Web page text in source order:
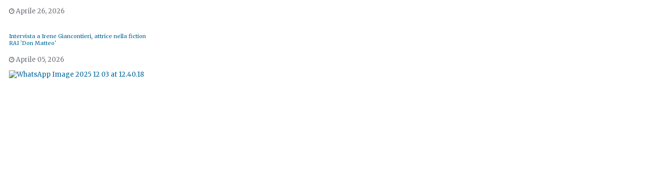
Aprile 26, 2026
Intervista a Irene Giancontieri, attrice nella fiction
RAI 'Don Matteo'
Aprile 05, 2026